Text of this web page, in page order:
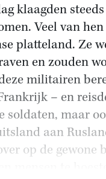
klaagden
Veel van
platteland. Ze
en zouden
militairen
– en
maar
aan
op de gewone